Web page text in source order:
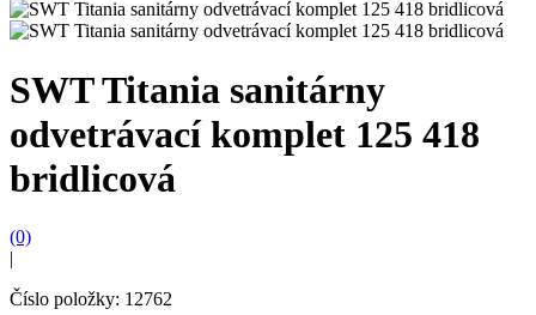
SWT Titania sanitárny
odvetrávací komplet 125 418
bridlicová
(0)
|
Číslo položky: 12762